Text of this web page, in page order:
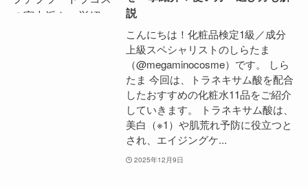
説
こんにちは！化粧品検定1級／成分
上級スペシャリストのしらたま
（@megaminocosme）です。 しら
たま 今回は、トラネキサム酸を配合
したおすすめの化粧水11品をご紹介
していきます。 トラネキサム酸は、
美白（※1）や肌荒れ予防に役立つと
され、エイジングケ...
2025年12月9日